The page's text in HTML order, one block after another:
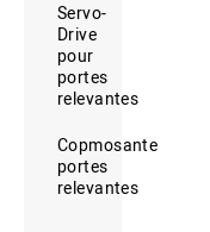
Servo-
Drive
pour
portes
relevantes
Copmosante
portes
relevantes